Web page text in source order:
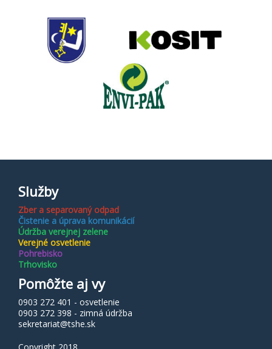
Služby
Zber a separovaný odpad
Čistenie a úprava komunikácií
Údržba verejnej zelene
Verejné osvetlenie
Pohrebisko
Trhovisko
Pomôžte aj vy
0903 272 401 - osvetlenie
0903 272 398 - zimná údržba
sekretariat@tshe.sk